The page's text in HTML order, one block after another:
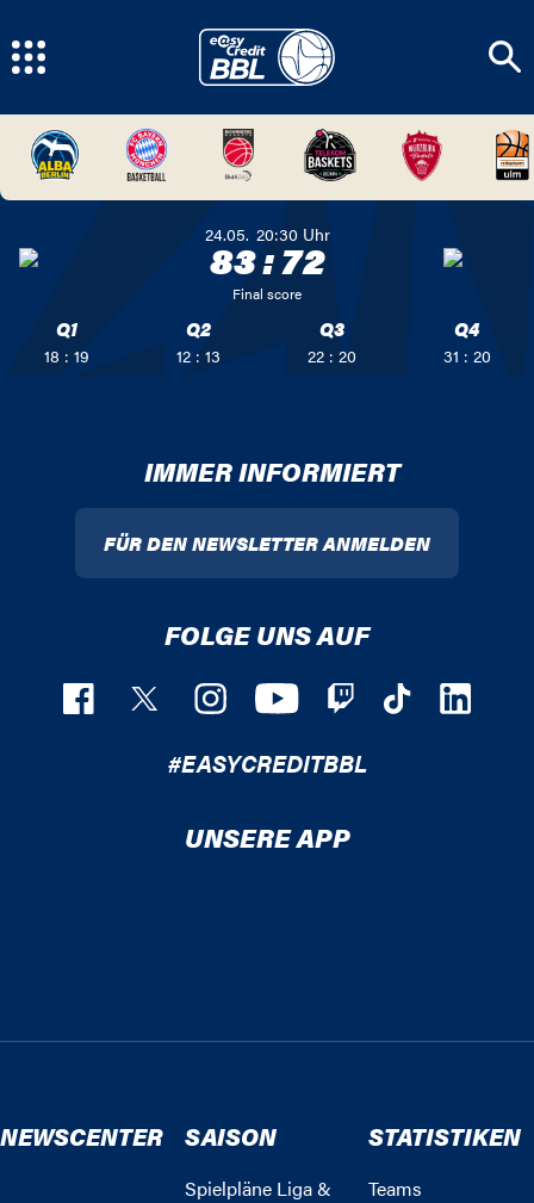
24.05. 20:30 Uhr
83:72
Final score
Q1
18 : 19
Q2
12 : 13
Q3
22 : 20
Q4
31 : 20
IMMER INFORMIERT
FÜR DEN NEWSLETTER ANMELDEN
FOLGE UNS AUF
#EASYCREDITBBL
UNSERE APP
NEWSCENTER SAISON
Spielpläne Liga &
STATISTIKEN
Teams